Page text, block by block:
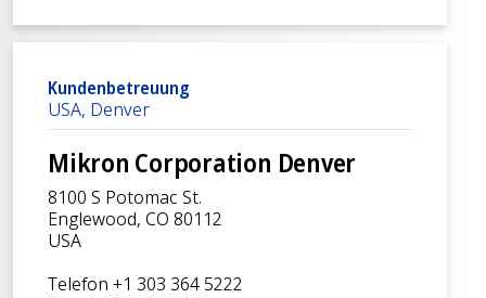
Kundenbetreuung
USA, Denver
Mikron Corporation Denver
8100 S Potomac St.
Englewood, CO 80112
USA
Telefon +1 303 364 5222